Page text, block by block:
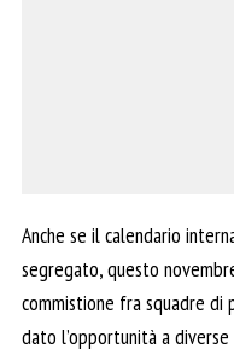
Anche se il calendario
segregato, questo
commistione fra squadre di
dato l’opportunità a